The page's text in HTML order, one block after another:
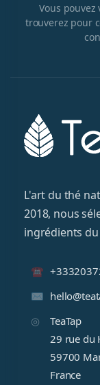
Vous
trouverez pour
L'art du thé
2018, nous
ingrédients
TeaTap
29 rue du
59700
France